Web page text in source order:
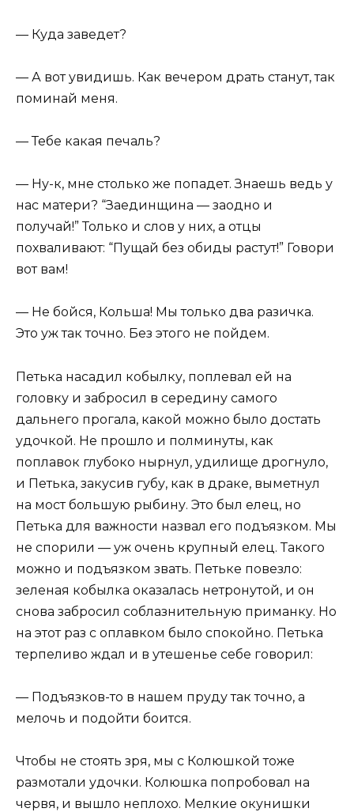
— Куда заведет?
— А вот увидишь. Как вечером драть станут, так
поминай меня.
— Тебе какая печаль?
— Ну-к, мне столько же попадет. Знаешь ведь у
нас матери? “Заединщина — заодно и
получай!” Только и слов у них, а отцы
похваливают: “Пущай без обиды растут!” Говори
вот вам!
— Не бойся, Кольша! Мы только два разичка.
Это уж так точно. Без этого не пойдем.
Петька насадил кобылку, поплевал ей на
головку и забросил в середину самого
дальнего прогала, какой можно было достать
удочкой. Не прошло и полминуты, как
поплавок глубоко нырнул, удилище дрогнуло,
и Петька, закусив губу, как в драке, выметнул
на мост большую рыбину. Это был елец, но
Петька для важности назвал его подъязком. Мы
не спорили — уж очень крупный елец. Такого
можно и подъязком звать. Петьке повезло:
зеленая кобылка оказалась нетронутой, и он
снова забросил соблазнительную приманку. Но
на этот раз с оплавком было спокойно. Петька
терпеливо ждал и в утешенье себе говорил:
— Подъязков-то в нашем пруду так точно, а
мелочь и подойти боится.
Чтобы не стоять зря, мы с Колюшкой тоже
размотали удочки. Колюшка попробовал на
червя, и вышло неплохо. Мелкие окунишки